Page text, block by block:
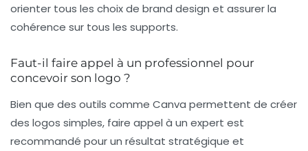
orienter tous les choix de brand design et assurer la
cohérence sur tous les supports.
Faut-il faire appel à un professionnel pour
concevoir son logo ?
Bien que des outils comme Canva permettent de créer
des logos simples, faire appel à un expert est
recommandé pour un résultat stratégique et